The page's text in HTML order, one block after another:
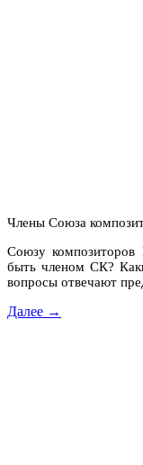
Члены Союза
Союзу композиторов
быть членом СК?
вопросы отвечают
Далее →